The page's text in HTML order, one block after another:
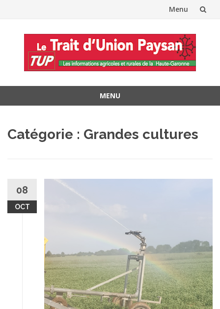
Menu
contenu
MENU
contenu
Catégorie : Grandes cultures
08
OCT